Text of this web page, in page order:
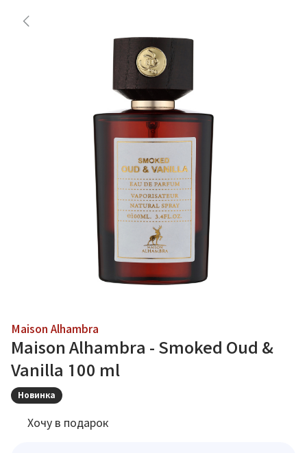
Maison Alhambra
Maison Alhambra - Smoked Oud &
Vanilla 100 ml
Новинка
Хочу в подарок